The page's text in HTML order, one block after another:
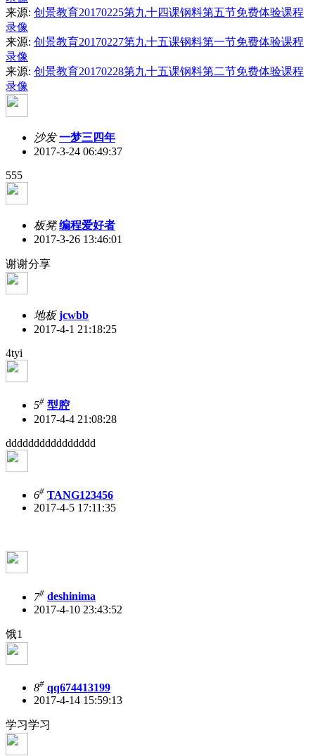
来源: 创景教育20170225第九十四课钢料第五节免费体验课程
录像
来源: 创景教育20170227第九十五课钢料第一节免费体验课程
录像
来源: 创景教育20170228第九十五课钢料第二节免费体验课程
录像
沙发 一梦三四年
2017-3-24 06:49:37
555
板凳 编程爱好者
2017-3-26 13:46:01
谢谢分享
地板 jcwbb
2017-4-1 21:18:25
4tyi
5# 型腔
2017-4-4 21:08:28
dddddddddddddddd
6# TANG123456
2017-4-5 17:11:35
7# deshinima
2017-4-10 23:43:52
饿1
8# qq674413199
2017-4-14 15:59:13
学习学习